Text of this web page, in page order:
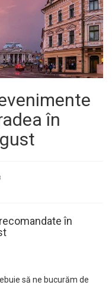
în
în
să ne bucurăm de